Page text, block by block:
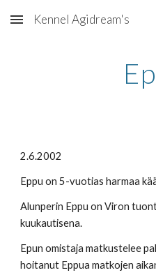
Skip to main content
Kennel Agidream's
2.6.2002
Eppu on 5-vuotias harmaa
Alunperin Eppu on Viron
kuukautisena.
Epun omistaja matkustelee
hoitanut Eppua matkojen